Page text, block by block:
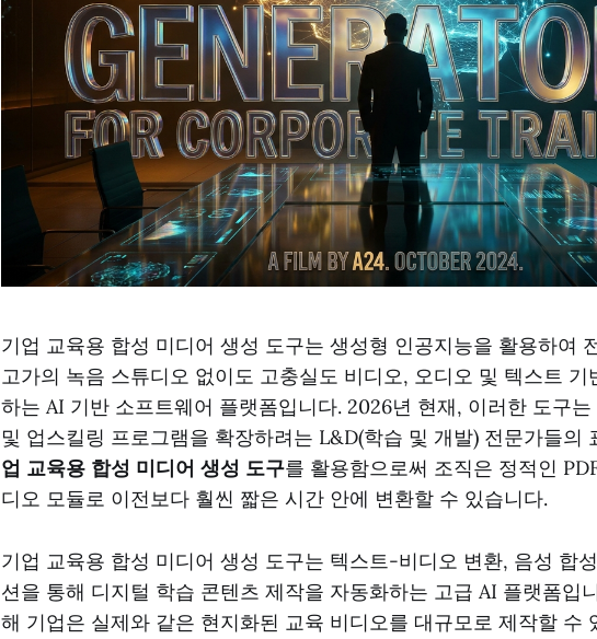
기업 교육용 합성 미디어 생성 도구는 생성형 인공지능을 활용하여
고가의 녹음 스튜디오 없이도 고충실도 비디오, 오디오 및 텍스트
하는 AI 기반 소프트웨어 플랫폼입니다. 2026년 현재, 이러한 도구
및 업스킬링 프로그램을 확장하려는 L&D(학습 및 개발) 전문가들의
업 교육용 합성 미디어 생성 도구를 활용함으로써 조직은 정적인
디오 모듈로 이전보다 훨씬 짧은 시간 안에 변환할 수 있습니다.
기업 교육용 합성 미디어 생성 도구는 텍스트-비디오 변환, 음성 합
션을 통해 디지털 학습 콘텐츠 제작을 자동화하는 고급 AI 플랫폼입
해 기업은 실제와 같은 현지화된 교육 비디오를 대규모로 제작할 수